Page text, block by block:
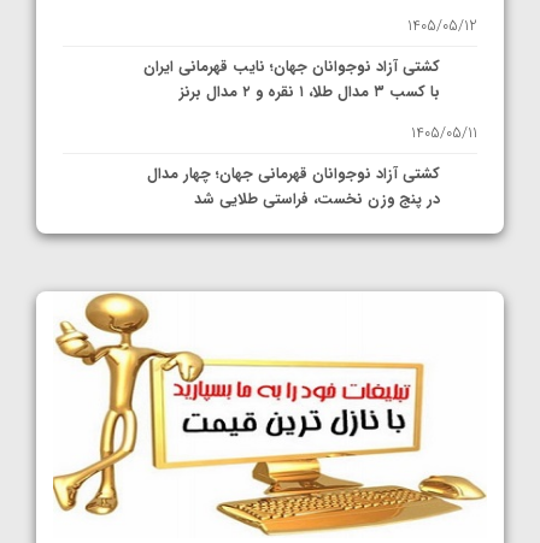
1405/05/12
کشتی آزاد نوجوانان جهان؛ نایب قهرمانی ایران
با کسب ۳ مدال طلا، ۱ نقره و ۲ مدال برنز
1405/05/11
کشتی آزاد نوجوانان قهرمانی جهان؛ چهار مدال
در پنج وزن نخست، فراستی طلایی شد
1405/05/11
کشتی آزاد نوجوانان جهان؛ رقبای نمایندگان
ایران مشخص شدند
1405/05/08
کشتی فرنگی نوجوانان جهان؛ سکوی تیمی
سوم برای ایران